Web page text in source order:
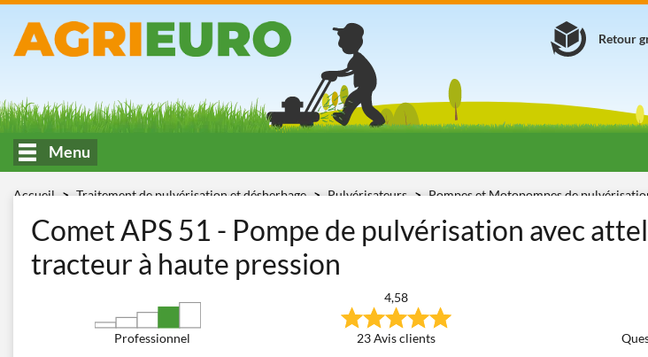
Retour
Menu
Accueil Traitement de pulvérisation et désherbage Pulvérisateurs Pompes et Motopompes de
Comet APS 51 - Pompe de pulvérisation avec
tracteur à haute pression
Professionnel
4,58
23 Avis clients